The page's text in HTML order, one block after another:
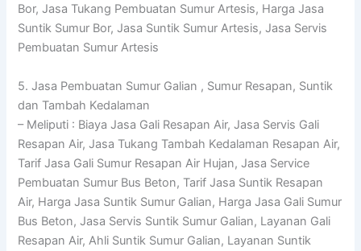
Bor, Jasa Tukang Pembuatan Sumur Artesis, Harga Jasa
Suntik Sumur Bor, Jasa Suntik Sumur Artesis, Jasa Servis
Pembuatan Sumur Artesis
5. Jasa Pembuatan Sumur Galian , Sumur Resapan, Suntik
dan Tambah Kedalaman
– Meliputi : Biaya Jasa Gali Resapan Air, Jasa Servis Gali
Resapan Air, Jasa Tukang Tambah Kedalaman Resapan Air,
Tarif Jasa Gali Sumur Resapan Air Hujan, Jasa Service
Pembuatan Sumur Bus Beton, Tarif Jasa Suntik Resapan
Air, Harga Jasa Suntik Sumur Galian, Harga Jasa Gali Sumur
Bus Beton, Jasa Servis Suntik Sumur Galian, Layanan Gali
Resapan Air, Ahli Suntik Sumur Galian, Layanan Suntik